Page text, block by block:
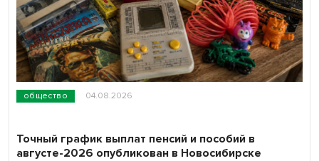
общество 04.08.2026
Точный график выплат пенсий и пособий в
августе-2026 опубликован в Новосибирске